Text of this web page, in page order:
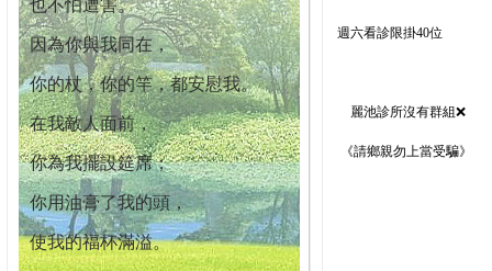
也不怕遭害。
因為你與我同在，
你的杖，你的竿，都安慰我。
在我敵人面前，
你為我擺設筵席；
你用油膏了我的頭，
使我的福杯滿溢。
週六看診限掛40位
麗池診所沒有群組❌
《請鄉親勿上當受騙》